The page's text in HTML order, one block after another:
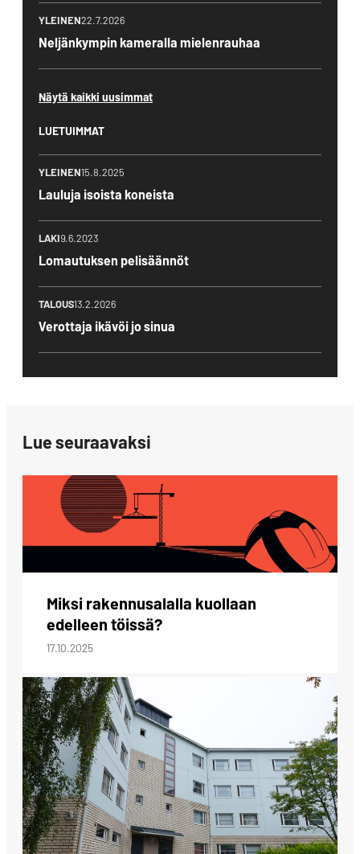
YLEINEN22.7.2026
Neljänkympin kameralla mielenrauhaa
Näytä kaikki uusimmat
LUETUIMMAT
YLEINEN15.8.2025
Lauluja isoista koneista
LAKI9.6.2023
Lomautuksen pelisäännöt
TALOUS13.2.2026
Verottaja ikävöi jo sinua
Lue seuraavaksi
Miksi rakennusalalla kuollaan
edelleen töissä?
17.10.2025